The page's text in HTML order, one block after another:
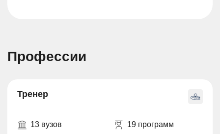
Профессии
Тренер
13 вузов 19 программ